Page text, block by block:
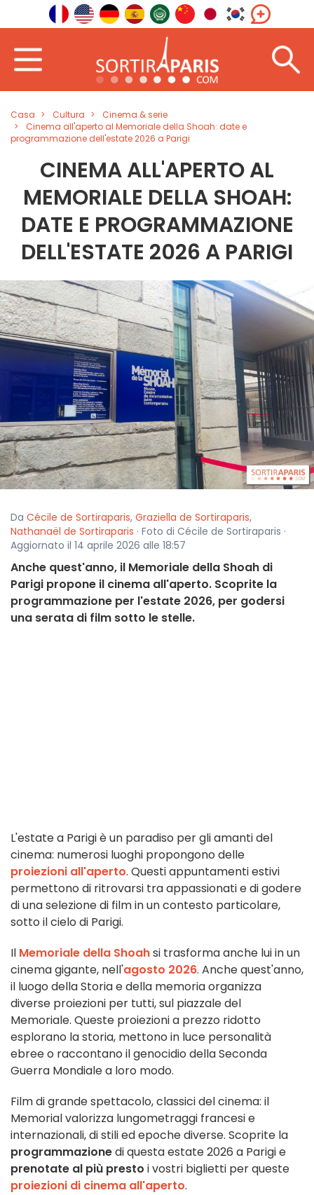
Casa Cultura
Cinema & serie
Cinema all'aperto al Memoriale della Shoah: date e
programmazione dell'estate 2026 a Parigi
CINEMA ALL'APERTO AL
MEMORIALE DELLA SHOAH:
DATE E PROGRAMMAZIONE
DELL'ESTATE 2026 A PARIGI
Da Cécile de Sortiraparis, Graziella de Sortiraparis,
Nathanaël de Sortiraparis · Foto di Cécile de Sortiraparis ·
Aggiornato il 14 aprile 2026 alle 18:57
Anche quest'anno, il Memoriale della Shoah di
Parigi propone il cinema all'aperto. Scoprite la
programmazione per l'estate 2026, per godersi
una serata di film sotto le stelle.
L'estate a Parigi è un paradiso per gli amanti del
cinema: numerosi luoghi propongono delle
proiezioni all'aperto. Questi appuntamenti estivi
permettono di ritrovarsi tra appassionati e di godere
di una selezione di film in un contesto particolare,
sotto il cielo di Parigi.
Il Memoriale della Shoahsi trasforma anche lui in un
cinema gigante, nell'agosto 2026. Anche quest'anno,
il luogo della Storia e della memoria organizza
diverse proiezioni per tutti, sul piazzale del
Memoriale. Queste proiezioni a prezzo ridotto
esplorano la storia, mettono in luce personalità
ebree o raccontano il genocidio della Seconda
Guerra Mondiale a loro modo.
Film di grande spettacolo, classici del cinema: il
Memorial valorizza lungometraggi francesi e
internazionali, di stili ed epoche diverse. Scoprite la
programmazionedi questa estate 2026 a Parigi e
prenotate al più presto i vostri biglietti per queste
proiezioni di cinema all'aperto.